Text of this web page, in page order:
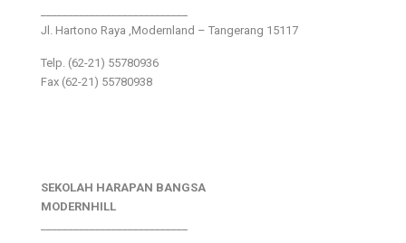
Jl. Hartono Raya ,Modernland – Tangerang 15117
Telp. (62-21) 55780936
Fax (62-21) 55780938
SEKOLAH HARAPAN BANGSA
MODERNHILL